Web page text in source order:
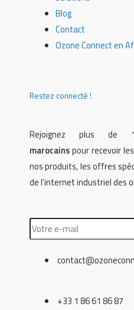
Blog
Contact
Ozone Connect en
Restez connecté !
Rejoignez plus de
marocainspour recevoir
nos produits, les offres
de l’internet industriel des
+33 1 86 61 86 87